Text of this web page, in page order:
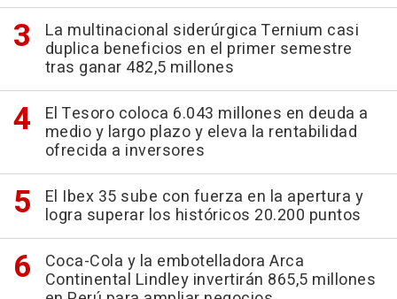
La multinacional siderúrgica Ternium casi
duplica beneficios en el primer semestre
tras ganar 482,5 millones
El Tesoro coloca 6.043 millones en deuda a
medio y largo plazo y eleva la rentabilidad
ofrecida a inversores
El Ibex 35 sube con fuerza en la apertura y
logra superar los históricos 20.200 puntos
Coca-Cola y la embotelladora Arca
Continental Lindley invertirán 865,5 millones